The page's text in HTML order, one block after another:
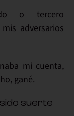
o tercero
adversarios
mi cuenta,
gané.
suerte